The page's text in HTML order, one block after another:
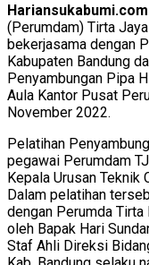
(Perumdam) Tirta
bekerjasama dengan
Kabupaten Bandung
Penyambungan Pipa
Aula Kantor Pusat
November 2022.
Pelatihan
pegawai Perumdam
Kepala Urusan Teknik
Dalam pelatihan
dengan Perumda Tirta
oleh Bapak Hari
Staf Ahli Direksi